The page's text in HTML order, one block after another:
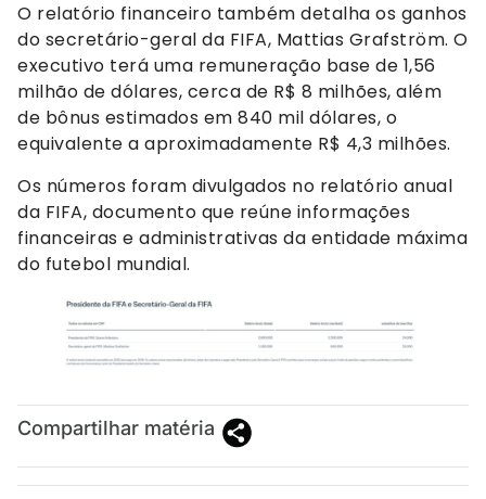
O relatório financeiro também detalha os ganhos
do secretário-geral da FIFA, Mattias Grafström. O
executivo terá uma remuneração base de 1,56
milhão de dólares, cerca de R$ 8 milhões, além
de bônus estimados em 840 mil dólares, o
equivalente a aproximadamente R$ 4,3 milhões.
Os números foram divulgados no relatório anual
da FIFA, documento que reúne informações
financeiras e administrativas da entidade máxima
do futebol mundial.
Compartilhar matéria